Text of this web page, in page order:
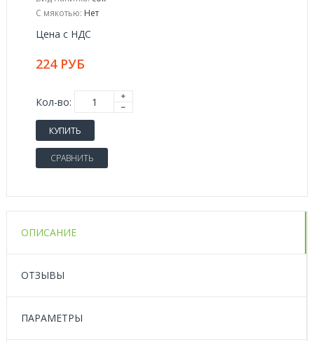
С мякотью: Нет
Цена с НДС
224 РУБ
Кол-во:
КУПИТЬ
СРАВНИТЬ
ОПИСАНИЕ
ОТЗЫВЫ
ПАРАМЕТРЫ